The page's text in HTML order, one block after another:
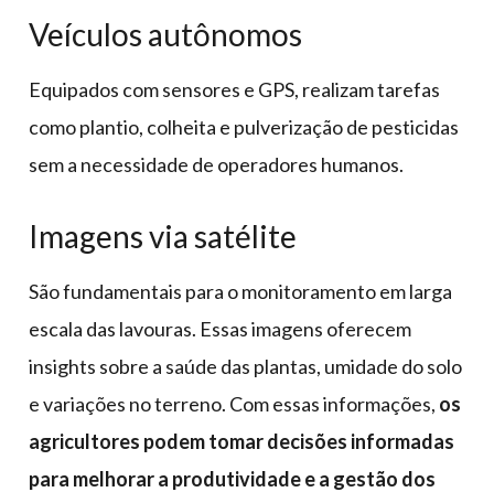
Veículos autônomos
Equipados com sensores e GPS, realizam tarefas
como plantio, colheita e pulverização de pesticidas
sem a necessidade de operadores humanos.
Imagens via satélite
São fundamentais para o monitoramento em larga
escala das lavouras. Essas imagens oferecem
insights sobre a saúde das plantas, umidade do solo
e variações no terreno. Com essas informações, os
agricultores podem tomar decisões informadas
para melhorar a produtividade e a gestão dos